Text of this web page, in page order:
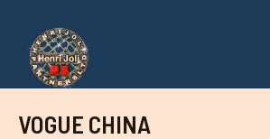
contenu
VOGUE CHINA